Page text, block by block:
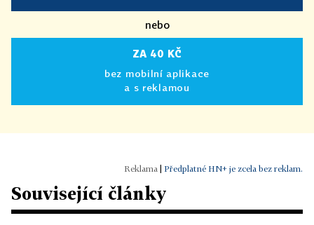
nebo
ZA 40 KČ
bez mobilní aplikace
a s reklamou
Předplatné HN+ je zcela bez reklam.
Související články